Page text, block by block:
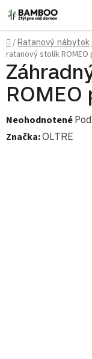
Prejsť na obsah
Domov
/Ratanový nábytok
ratanový stolík ROMEO
ROMEO
Priemerné
Neohodnotené
Značka:OLTRE